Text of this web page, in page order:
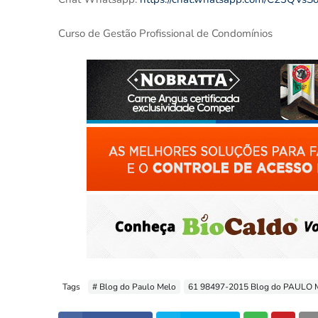
Curso de Gestão Profissional de Condomínios
Tags # Blog do Paulo Melo 61 98497-2015 Blog do PAULO